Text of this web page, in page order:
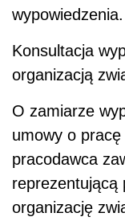
wypowiedzenia.
Konsultacja
organizacją
O zamiarze
umowy o
pracodawca
reprezentującą
organizację